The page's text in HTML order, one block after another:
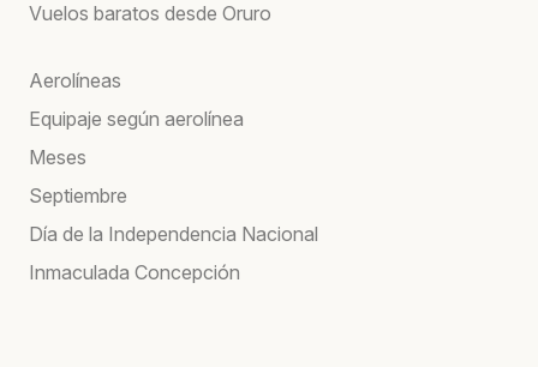
Vuelos baratos desde Oruro
Aerolíneas
Equipaje según aerolínea
Meses
Septiembre
Día de la Independencia Nacional
Inmaculada Concepción